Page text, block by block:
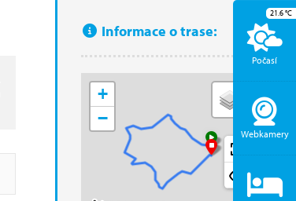
Informace o trase:
+
−
Počasí
21.6°C
Webkamery